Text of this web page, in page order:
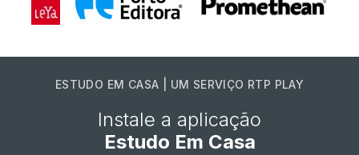
ESTUDO EM CASA | UM SERVIÇO RTP PLAY
Instale a aplicação
Estudo Em Casa